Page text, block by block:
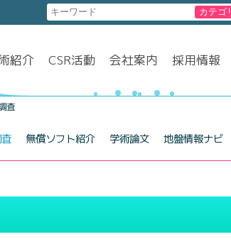
紹介 CSR活動 会社案内 採用情報
査
無償ソフト紹介 学術論文 地盤情報ナビ